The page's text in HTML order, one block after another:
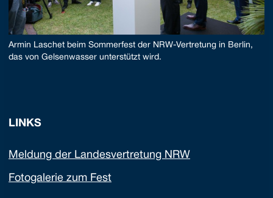
Armin Laschet beim Sommerfest der NRW-Vertretung in Berlin,
das von Gelsenwasser unterstützt wird.
LINKS
Meldung der Landesvertretung NRW
Fotogalerie zum Fest